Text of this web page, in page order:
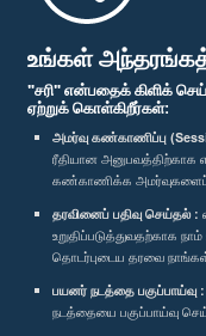
உங்கள்
"சரி" என்பதைக் கிளிக்
ஏற்றுக் கொள்கிறீர்கள்:
அமர்வு கண்காணிப்பு
ரீதியான
கண்காணிக்க அமர்வுகளைப்
தரவினைப் பதிவு செய்தல் :
உறுதிப்படுத்துவதற்காக
தொடர்புடைய தரவை
பயனர் நடத்தை பகுப்பாய்வு :
நடத்தையை பகுப்பாய்வு
பாராளுமன்ற கையடக்க செயலி
எம்மை பின்தொடர்க :
விருதுகள்
தனியுரிமைக் கொள்கை